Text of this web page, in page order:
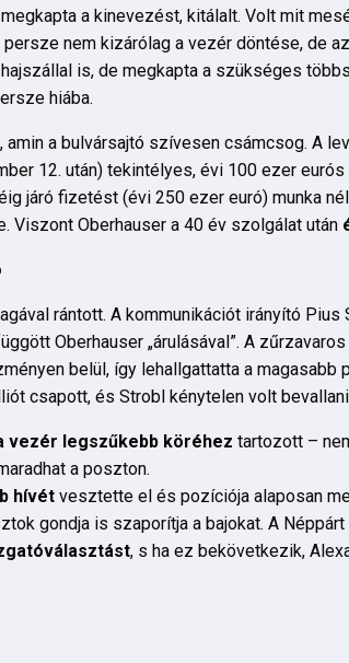
a kinevezést, kitálalt. Volt mit
nem kizárólag a vezér döntése, de
is, de megkapta a szükséges
hiába.
a bulvársajtó szívesen csámcsog. A
12. után) tekintélyes, évi 100 ezer
járó fizetést (évi 250 ezer euró) munka
Viszont Oberhauser a 40 év szolgálat után
rántott. A kommunikációt irányító
Oberhauser „árulásával”. A
belül, így lehallgattatta a
csapott, és Strobl kénytelen volt
vezér legszűkebb köréhez tartozott –
a poszton.
hívét vesztette el és pozíciója alaposan
gondja is szaporítja a bajokat. A
, s ha ez bekövetkezik,